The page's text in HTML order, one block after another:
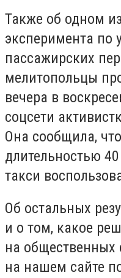
Также об одном
эксперимента по
пассажирских
мелитопольцы
вечера в
соцсети
Она сообщила,
длительностью
такси
Об остальных
и о том, какое
на общественных
на нашем сайте